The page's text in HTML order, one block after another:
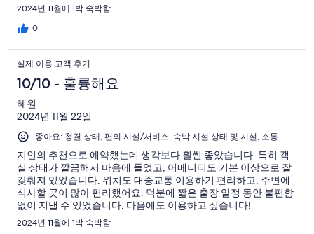
2024년 11월에 1박 숙박함
0
실제 이용 고객 후기
10/10 - 훌륭해요
혜원
2024년 11월 22일
좋아요: 청결 상태, 편의 시설/서비스, 숙박 시설 상태 및 시설, 소통
지인의 추천으로 예약했는데 생각보다 훨씬 좋았습니다. 특히 객
실 상태가 깔끔해서 마음에 들었고, 어메니티도 기본 이상으로 잘
갖춰져 있었습니다. 위치도 대중교통 이용하기 편리하고, 주변에
식사할 곳이 많아 편리했어요. 덕분에 짧은 출장 일정 동안 불편함
없이 지낼 수 있었습니다. 다음에도 이용하고 싶습니다!
2024년 11월에 1박 숙박함